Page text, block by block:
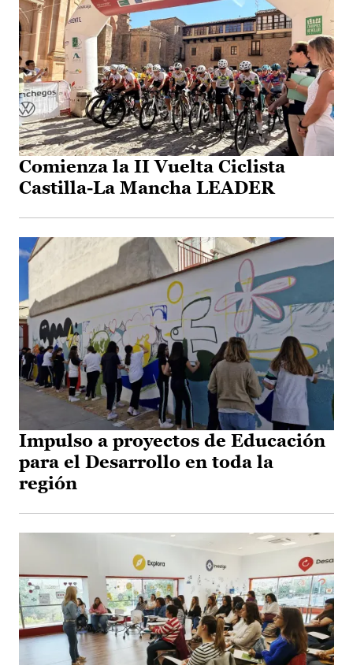
Comienza la II Vuelta Ciclista
Castilla-La Mancha LEADER
Impulso a proyectos de Educación
para el Desarrollo en toda la
región